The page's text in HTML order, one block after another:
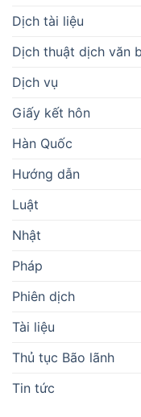
Dịch tài liệu
Dịch thuật dịch văn
Dịch vụ
Giấy kết hôn
Hàn Quốc
Hướng dẫn
Luật
Nhật
Pháp
Phiên dịch
Tài liệu
Thủ tục Bão lãnh
Tin tức